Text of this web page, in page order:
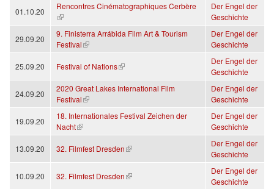
01.10.20
Rencontres Cinématographiques Cerbère
(link is external)
Der Engel der
Geschichte
29.09.20
9. Finisterra Arrábida Film Art & Tourism
Festival
(link is external)
Der Engel der
Geschichte
25.09.20 Festival of Nations
(link is external)
Der Engel der
Geschichte
24.09.20
2020 Great Lakes International Film
Festival
(link is external)
Der Engel der
Geschichte
19.09.20
18. Internationales Festival Zeichen der
Nacht
(link is external)
Der Engel der
Geschichte
13.09.20 32. Filmfest Dresden
(link is external)
Der Engel der
Geschichte
10.09.20 32. Filmfest Dresden
(link is external)
Der Engel der
Geschichte